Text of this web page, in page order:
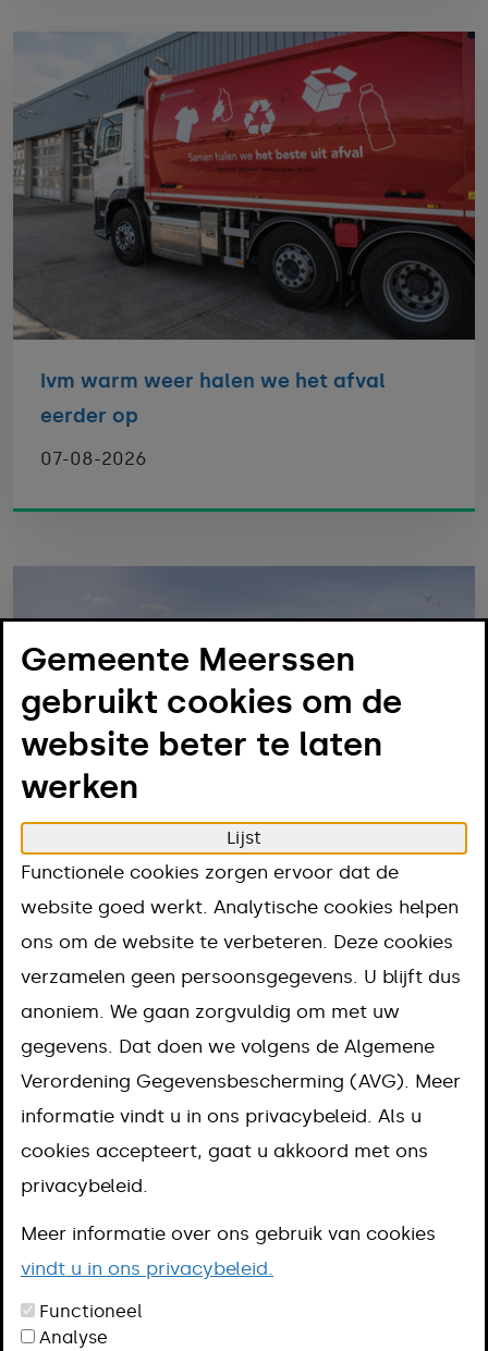
Ivm warm weer halen we het afval
eerder op
07-08-2026
Sloop voormalige gymzaal ’t
Beukeböschke
05-08-2026
Gemeente Meerssen
gebruikt cookies om de
website beter te laten
werken
Lijst
Functionele cookies zorgen ervoor dat de
website goed werkt. Analytische cookies helpen
ons om de website te verbeteren. Deze cookies
verzamelen geen persoonsgegevens. U blijft dus
anoniem. We gaan zorgvuldig om met uw
gegevens. Dat doen we volgens de Algemene
Verordening Gegevensbescherming (AVG). Meer
informatie vindt u in ons privacybeleid. Als u
cookies accepteert, gaat u akkoord met ons
privacybeleid.
Meer informatie over ons gebruik van cookies
vindt u in ons privacybeleid.
Functioneel
Analyse